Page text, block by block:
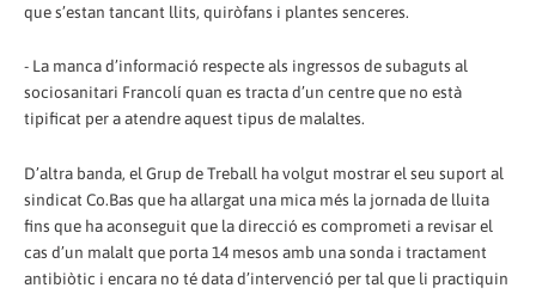
que s’estan tancant llits, quiròfans i plantes senceres.
- La manca d’informació respecte als ingressos de subaguts al
sociosanitari Francolí quan es tracta d’un centre que no està
tipificat per a atendre aquest tipus de malaltes.
D’altra banda, el Grup de Treball ha volgut mostrar el seu suport al
sindicat Co.Bas que ha allargat una mica més la jornada de lluita
fins que ha aconseguit que la direcció es comprometi a revisar el
cas d’un malalt que porta 14 mesos amb una sonda i tractament
antibiòtic i encara no té data d’intervenció per tal que li practiquin